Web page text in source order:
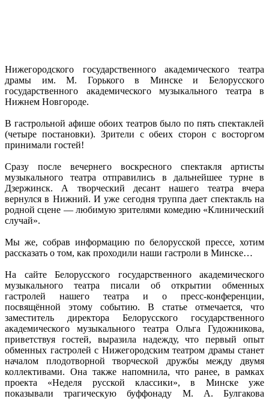
Нижегородского государственного академического театра
драмы им. М. Горького в Минске и Белорусского
государственного академического музыкального театра в
Нижнем Новгороде.
В гастрольной афише обоих театров было по пять спектаклей
(четыре постановки). Зрители с обеих сторон с восторгом
принимали гостей!
Сразу после вечернего воскресного спектакля артисты
музыкального театра отправились в дальнейшее турне в
Дзержинск. А творческий десант нашего театра вчера
вернулся в Нижний. И уже сегодня труппа дает спектакль на
родной сцене — любимую зрителями комедию «Клинический
случай».
Мы же, собрав информацию по белорусской прессе, хотим
рассказать о том, как проходили наши гастроли в Минске…
На сайте Белорусского государственного академического
музыкального театра писали об открытии обменных
гастролей нашего театра и о пресс-конференции,
посвящённой этому событию. В статье отмечается, что
заместитель директора Белорусского государственного
академического музыкального театра Ольга Гудожникова,
приветствуя гостей, выразила надежду, что первый опыт
обменных гастролей с Нижегородским театром драмы станет
началом плодотворной творческой дружбы между двумя
коллективами. Она также напомнила, что ранее, в рамках
проекта «Неделя русской классики», в Минске уже
показывали трагическую буффонаду М. А. Булгакова